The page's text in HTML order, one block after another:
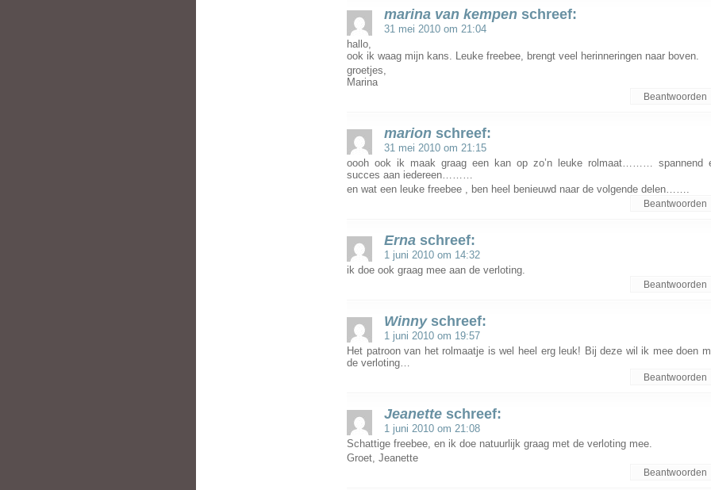
marina van kempen schreef:
31 mei 2010 om 21:04
hallo,
ook ik waag mijn kans. Leuke freebee, brengt veel herinneringen naar boven.
groetjes,
Marina
Beantwoorden
marion schreef:
31 mei 2010 om 21:15
oooh ook ik maak graag een kan op zo’n leuke rolmaat……… spannend
succes aan iedereen………
en wat een leuke freebee , ben heel benieuwd naar de volgende delen…….
Beantwoorden
Erna schreef:
1 juni 2010 om 14:32
ik doe ook graag mee aan de verloting.
Beantwoorden
Winny schreef:
1 juni 2010 om 19:57
Het patroon van het rolmaatje is wel heel erg leuk! Bij deze wil ik mee doen
de verloting…
Beantwoorden
Jeanette schreef:
1 juni 2010 om 21:08
Schattige freebee, en ik doe natuurlijk graag met de verloting mee.
Groet, Jeanette
Beantwoorden